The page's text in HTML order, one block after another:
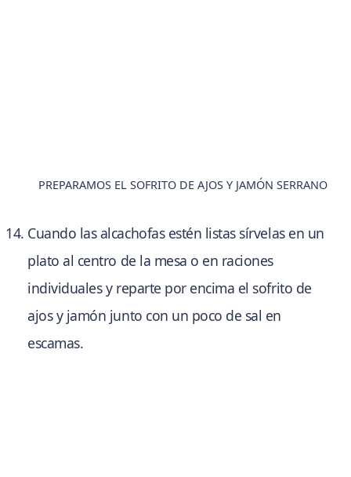
PREPARAMOS EL SOFRITO DE AJOS Y JAMÓN SERRANO
Cuando las alcachofas estén listas sírvelas en un
plato al centro de la mesa o en raciones
individuales y reparte por encima el sofrito de
ajos y jamón junto con un poco de sal en
escamas.